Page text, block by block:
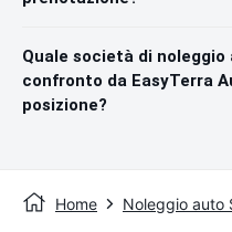
Quale società di
confronto da EasyTerra
posizione?
Home Noleggio auto